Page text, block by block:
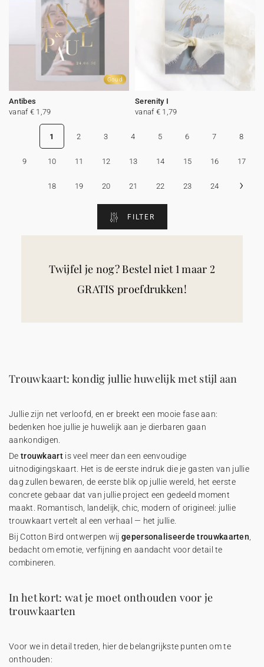
Goud
Antibes
vanaf € 1,79
Serenity I
vanaf € 1,79
1 2 3 4 5 6 7 8
9 10 11 12 13 14 15 16 17
18 19 20 21 22 23 24 ›
FILTER
Twijfel je nog? Bestel niet 1 maar 2
GRATIS proefdrukken!
Trouwkaart: kondig jullie huwelijk met stijl aan
Jullie zijn net verloofd, en er breekt een mooie fase aan:
bedenken hoe jullie je huwelijk aan je dierbaren gaan
aankondigen.
De trouwkaartis veel meer dan een eenvoudige
uitnodigingskaart. Het is de eerste indruk die je gasten van jullie
dag zullen bewaren, de eerste blik op jullie wereld, het eerste
concrete gebaar dat van jullie project een gedeeld moment
maakt. Romantisch, landelijk, chic, modern of origineel: jullie
trouwkaart vertelt al een verhaal — het jullie.
Bij Cotton Bird ontwerpen wij gepersonaliseerde trouwkaarten
bedacht om emotie, verfijning en aandacht voor detail te
combineren.
In het kort: wat je moet onthouden voor je
trouwkaarten
Voor we in detail treden, hier de belangrijkste punten om te
onthouden: